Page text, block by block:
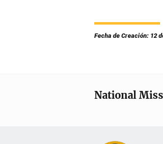
Fecha de Creación: 12
National